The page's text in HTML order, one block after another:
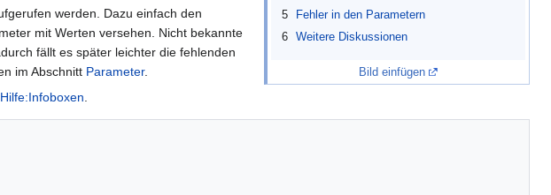
5
Fehler in den Parametern
6
Weitere Diskussionen
Bild einfügen
werden. Dazu einfach den
mit Werten versehen. Nicht bekannte
fällt es später leichter die fehlenden
im Abschnitt Parameter.
Hilfe:Infoboxen